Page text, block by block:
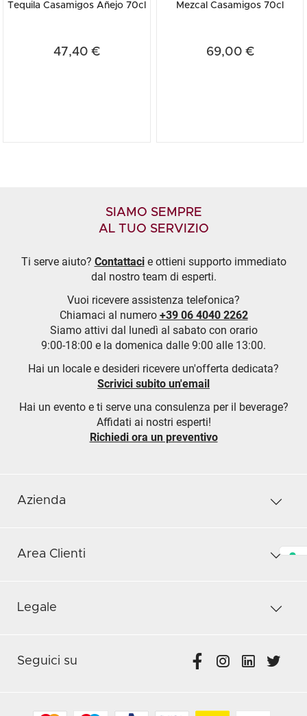
Tequila Casamigos Añejo 70cl
47,40 €
Mezcal Casamigos 70cl
69,00 €
SIAMO SEMPRE
AL TUO SERVIZIO
Ti serve aiuto? Contattacie ottieni supporto immediato
dal nostro team di esperti.
Vuoi ricevere assistenza telefonica?
Chiamaci al numero +39 06 4040 2262
Siamo attivi dal lunedì al sabato con orario
9:00-18:00 e la domenica dalle 9:00 alle 13:00.
Hai un locale e desideri ricevere un'offerta dedicata?
Scrivici subito un'email
Hai un evento e ti serve una consulenza per il beverage?
Affidati ai nostri esperti!
Richiedi ora un preventivo
Azienda
Area Clienti
Legale
Seguici su